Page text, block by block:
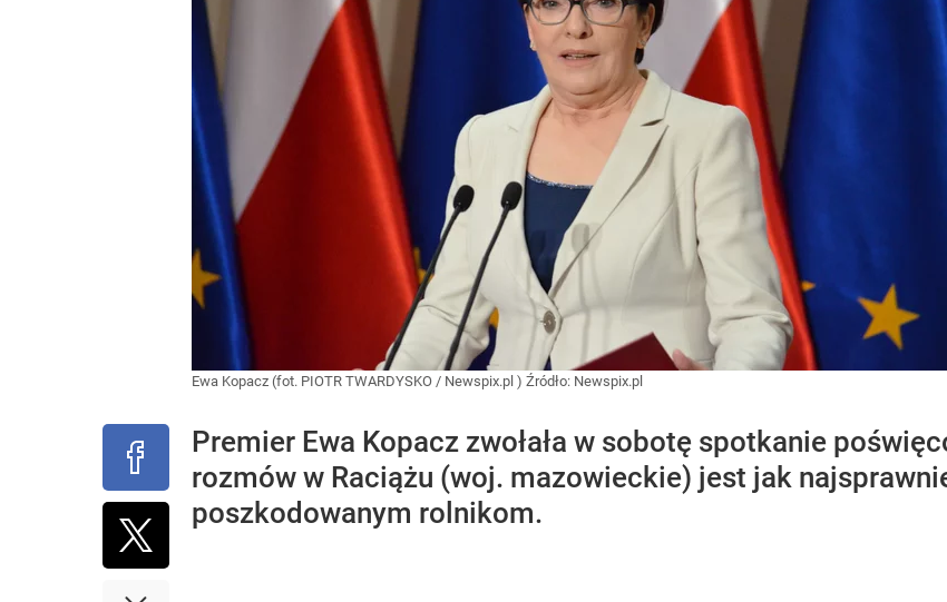
Ewa Kopacz (fot. PIOTR TWARDYSKO / Newspix.pl ) Źródło: Newspix.pl
Premier Ewa Kopacz zwołała w sobotę spotkanie
rozmów w Raciążu (woj. mazowieckie) jest jak
poszkodowanym rolnikom.